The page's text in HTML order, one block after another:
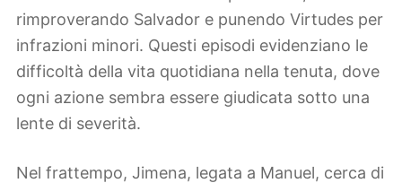
rimproverando Salvador e punendo Virtudes per
infrazioni minori. Questi episodi evidenziano le
difficoltà della vita quotidiana nella tenuta, dove
ogni azione sembra essere giudicata sotto una
lente di severità.
Nel frattempo, Jimena, legata a Manuel, cerca di